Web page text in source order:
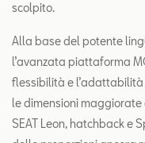
scolpito.
Alla base del potente
l’avanzata piattaforma
flessibilità e
le dimensioni
SEAT Leon, hatchback e